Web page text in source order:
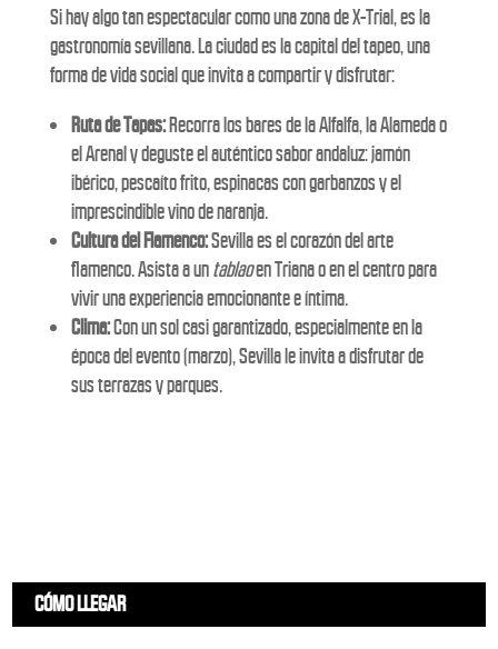
Si hay algo tan espectacular como una zona de X-Trial, es la
gastronomía sevillana. La ciudad es la capital del tapeo, una
forma de vida social que invita a compartir y disfrutar:
Ruta de Tapas:Recorra los bares de la Alfalfa, la Alameda o
el Arenal y deguste el auténtico sabor andaluz: jamón
ibérico, pescaíto frito, espinacas con garbanzos y el
imprescindible vino de naranja.
Cultura del Flamenco:Sevilla es el corazón del arte
flamenco. Asista a untablaoen Triana o en el centro para
vivir una experiencia emocionante e íntima.
Clima:Con un sol casi garantizado, especialmente en la
época del evento (marzo), Sevilla le invita a disfrutar de
sus terrazas y parques.
CÓMO LLEGAR